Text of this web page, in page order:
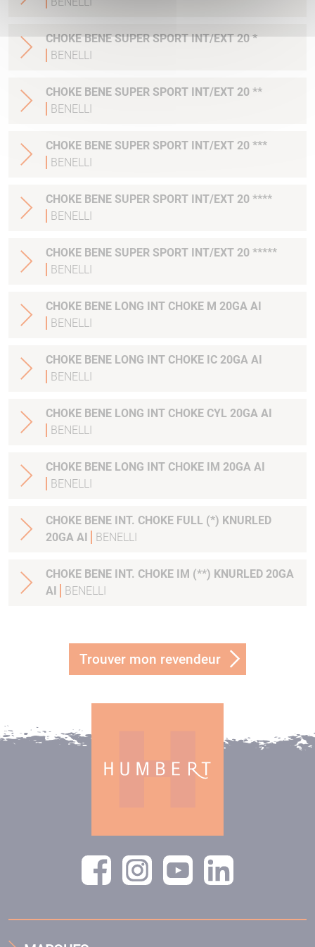
CHOKE BENE SUPER SPORT INT/EXT 20 *
BENELLI
CHOKE BENE SUPER SPORT INT/EXT 20 **
BENELLI
CHOKE BENE SUPER SPORT INT/EXT 20 ***
BENELLI
CHOKE BENE SUPER SPORT INT/EXT 20 ****
BENELLI
CHOKE BENE SUPER SPORT INT/EXT 20 *****
BENELLI
CHOKE BENE LONG INT CHOKE M 20GA AI
BENELLI
CHOKE BENE LONG INT CHOKE IC 20GA AI
BENELLI
CHOKE BENE LONG INT CHOKE CYL 20GA AI
BENELLI
CHOKE BENE LONG INT CHOKE IM 20GA AI
BENELLI
CHOKE BENE INT. CHOKE FULL (*) KNURLED
20GA AI
BENELLI
CHOKE BENE INT. CHOKE IM (**) KNURLED 20GA
AI
BENELLI
Trouver mon revendeur